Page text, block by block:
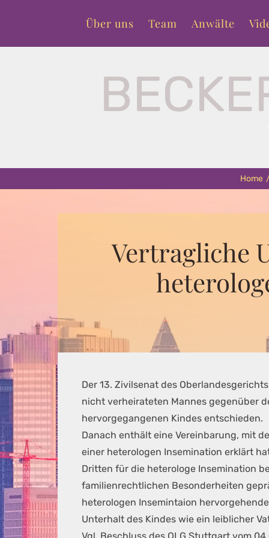
Über uns Team Anwälte
Home
Vertragliche
Der 13. Zivilsenat des
nicht verheirateten Mannes gegenüber
hervorgegangenen Kindes entschieden.
Danach enthält eine Vereinbarung, mit
einer heterologen Insemination erklärt
Dritten für die heterologe Insemination
familienrechtlichen Besonderheiten
heterologen Insemintaion
Unterhalt des Kindes wie ein leiblicher